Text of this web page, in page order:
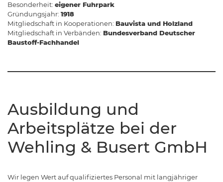
Besonderheit: eigener Fuhrpark
Gründungsjahr: 1918
Mitgliedschaft in Kooperationen: Bauvista und Holzland
Mitgliedschaft in Verbänden: Bundesverband Deutscher
Baustoff-Fachhandel
Ausbildung und
Arbeitsplätze bei der
Wehling & Busert GmbH
Wir legen Wert auf qualifiziertes Personal mit langjähriger